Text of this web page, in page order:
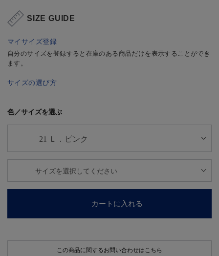
SIZE GUIDE
マイサイズ登録
自分のサイズを登録すると在庫のある商品だけを表示することができ
ます。
サイズの選び方
色／サイズを選ぶ
カートに入れる
この商品に関するお問い合わせはこちら